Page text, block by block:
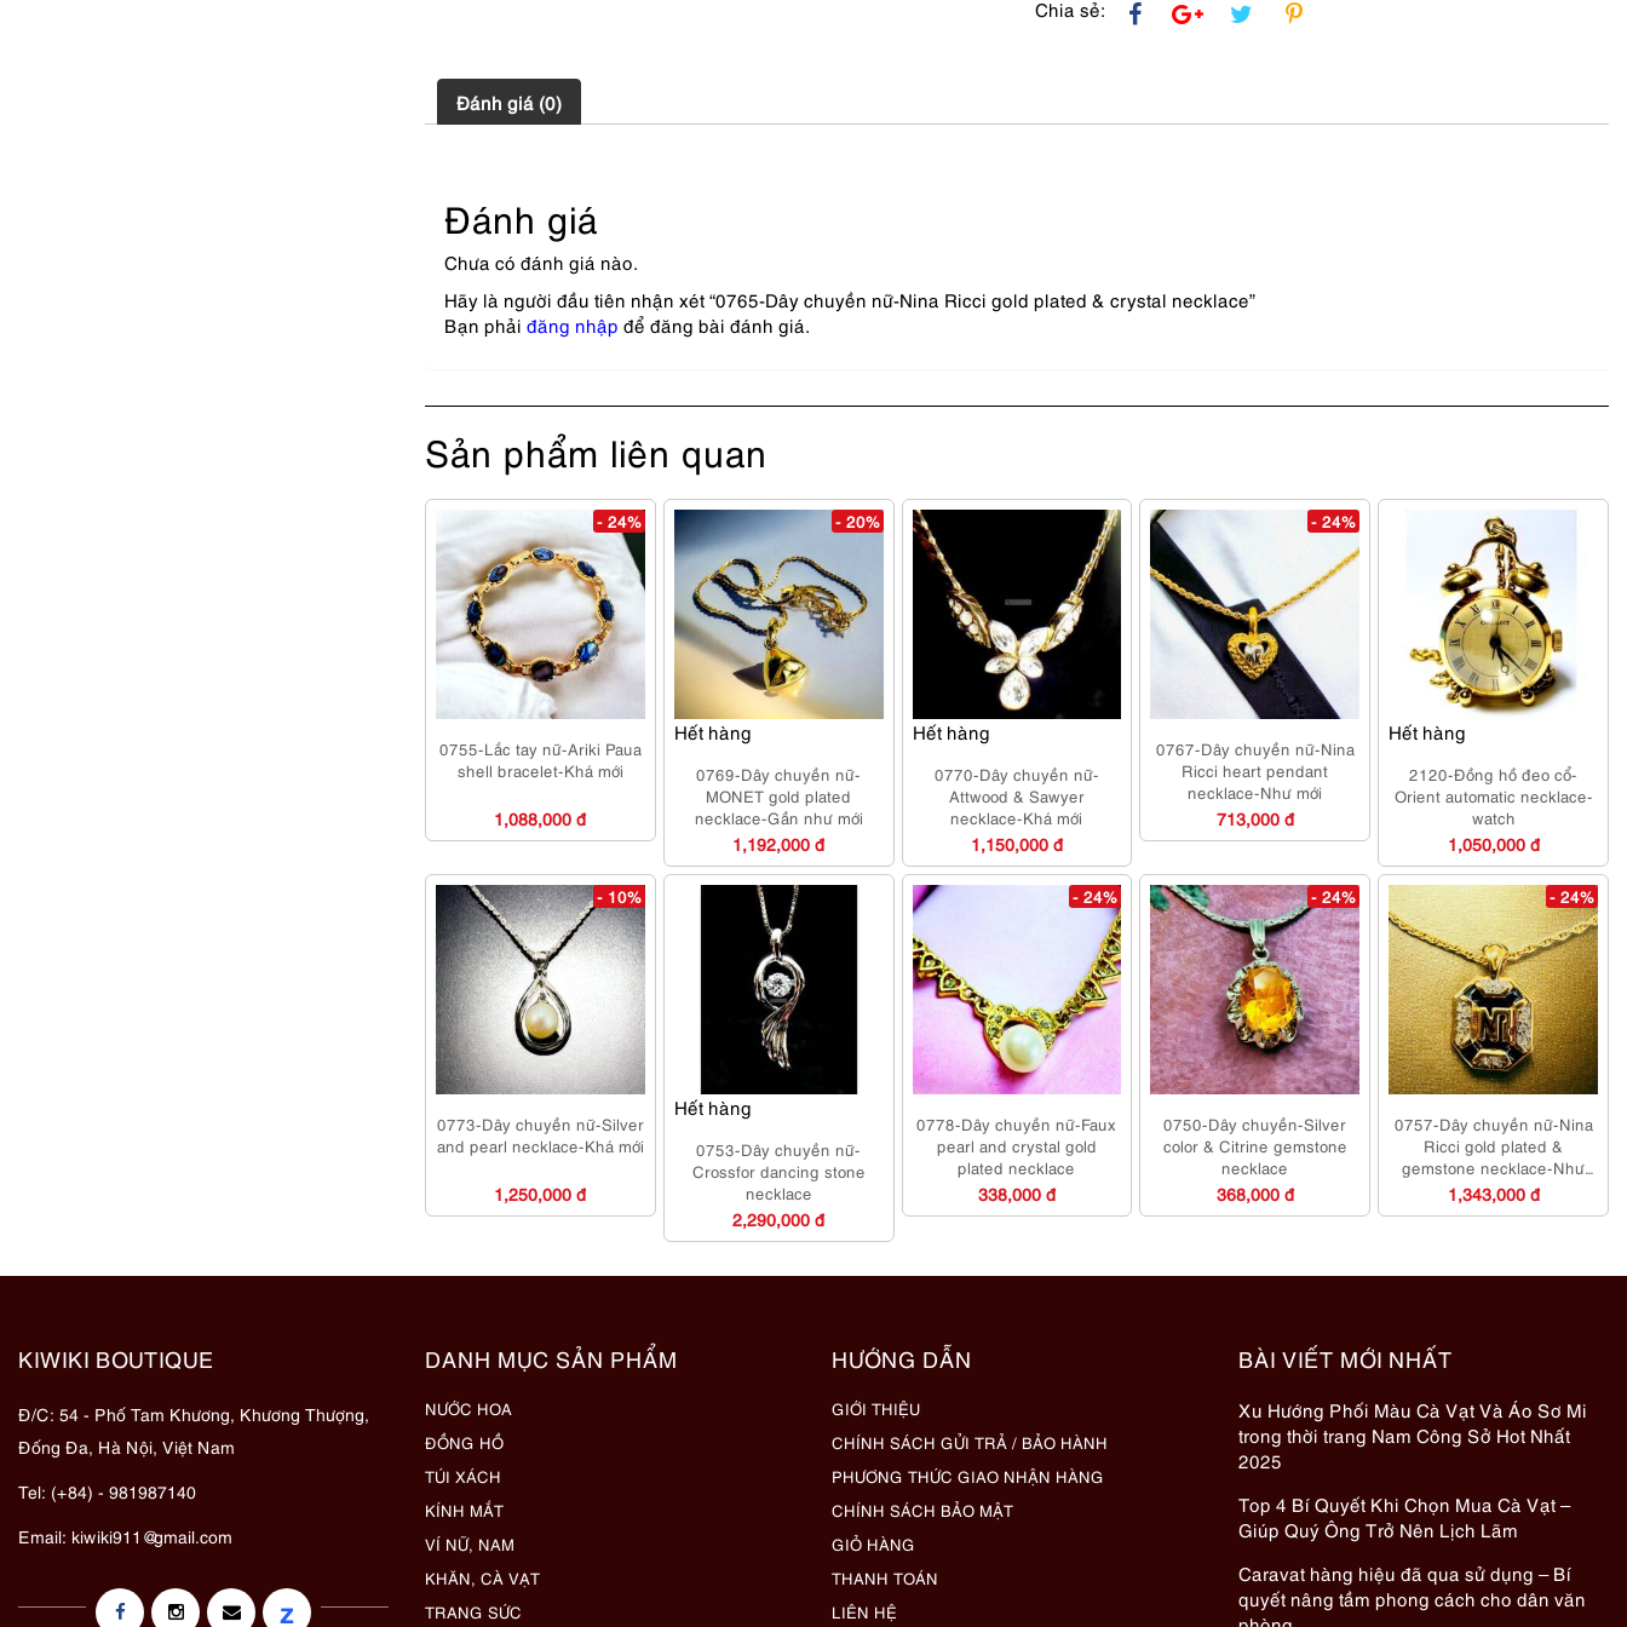
Chia sẻ:
Đánh giá (0)
Đánh giá
Chưa có đánh giá nào.
Hãy là người đầu tiên nhận xét “0765-Dây chuyền nữ-Nina Ricci gold plated & crystal necklace”
Bạn phải đăng nhập để đăng bài đánh giá.
Sản phẩm liên quan
- 24%
0755-Lắc tay nữ-Ariki Paua
shell bracelet-Khá mới
1,088,000 đ
Hết hàng
- 20%
0769-Dây chuyền nữ-
MONET gold plated
necklace-Gần như mới
1,192,000 đ
Hết hàng
0770-Dây chuyền nữ-
Attwood & Sawyer
necklace-Khá mới
1,150,000 đ
- 24%
0767-Dây chuyền nữ-Nina
Ricci heart pendant
necklace-Như mới
713,000 đ
Hết hàng
2120-Đồng hồ đeo cổ-
Orient automatic necklace-
watch
1,050,000 đ
- 10%
0773-Dây chuyền nữ-Silver
and pearl necklace-Khá mới
1,250,000 đ
Hết hàng
0753-Dây chuyền nữ-
Crossfor dancing stone
necklace
2,290,000 đ
- 24%
0778-Dây chuyền nữ-Faux
pearl and crystal gold
plated necklace
338,000 đ
- 24%
0750-Dây chuyền-Silver
color & Citrine gemstone
necklace
368,000 đ
- 24%
0757-Dây chuyền nữ-Nina
Ricci gold plated &
gemstone necklace-Như
mới
1,343,000 đ
KIWIKI BOUTIQUE
Đ/C: 54 - Phố Tam Khương, Khương Thượng,
Đống Đa, Hà Nội, Việt Nam
Tel: (+84) - 981987140
Email: kiwiki911@gmail.com
z
DANH MỤC SẢN PHẨM
NƯỚC HOA
ĐỒNG HỒ
TÚI XÁCH
KÍNH MẮT
VÍ NỮ, NAM
KHĂN, CÀ VẠT
TRANG SỨC
HƯỚNG DẪN
GIỚI THIỆU
CHÍNH SÁCH GỬI TRẢ / BẢO HÀNH
PHƯƠNG THỨC GIAO NHẬN HÀNG
CHÍNH SÁCH BẢO MẬT
GIỎ HÀNG
THANH TOÁN
LIÊN HỆ
BÀI VIẾT MỚI NHẤT
Xu Hướng Phối Màu Cà Vạt Và Áo Sơ Mi
trong thời trang Nam Công Sở Hot Nhất
2025
Top 4 Bí Quyết Khi Chọn Mua Cà Vạt –
Giúp Quý Ông Trở Nên Lịch Lãm
Caravat hàng hiệu đã qua sử dụng – Bí
quyết nâng tầm phong cách cho dân văn